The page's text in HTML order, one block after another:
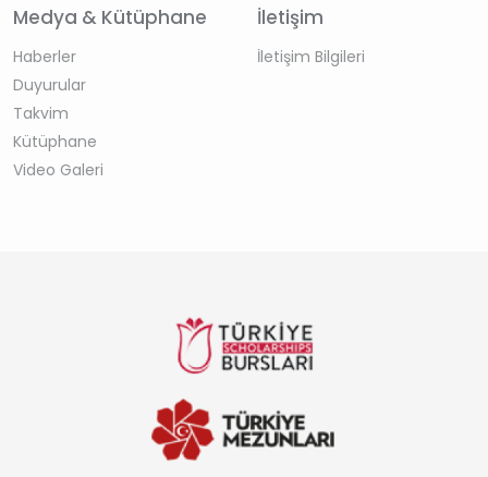
Medya & Kütüphane
Haberler
Duyurular
Takvim
Kütüphane
Video Galeri
İletişim
İletişim Bilgileri